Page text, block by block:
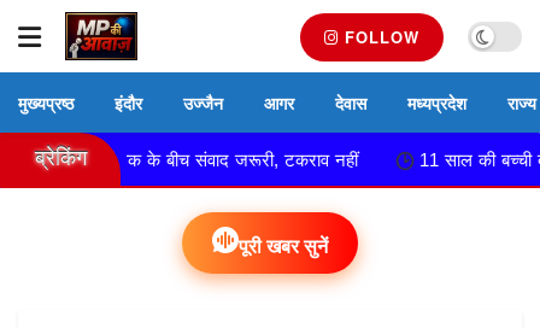
FOLLOW
मुख्यप्रष्ठ इंदौर उज्जैन आगर देवास मध्यप्रदेश राज्य
ब्रेकिंगके बीच संवाद जरूरी, टकराव नहीं 11 साल की बच्ची बनी
पूरी खबर सुनें